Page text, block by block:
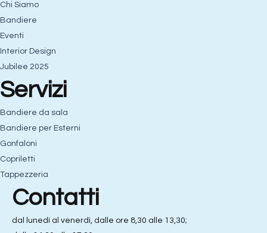
Chi Siamo
Bandiere
Eventi
Interior Design
Jubilee 2025
Servizi
Bandiere da sala
Bandiere per Esterni
Gonfaloni
Copriletti
Tappezzeria
Contatti
dal lunedì al venerdì, dalle ore 8,30 alle 13,30;